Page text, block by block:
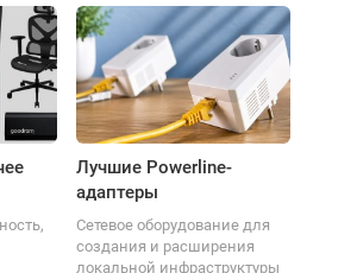
Лучшие Powerline-
адаптеры
Сетевое оборудование для
создания и расширения
локальной инфраструктуры